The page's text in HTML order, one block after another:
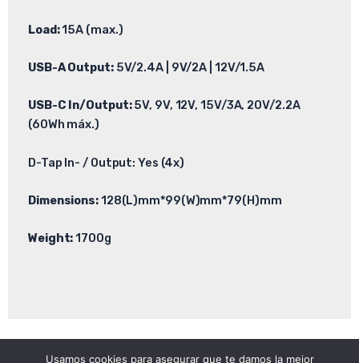
Load:15A (max.)
USB-A Output:5V/2.4A | 9V/2A | 12V/1.5A
USB-C In/Output:5V, 9V, 12V, 15V/3A, 20V/2.2A
(60Wh máx.)
D-Tap In- / Output: Yes (4x)
Dimensions:128(L)mm*99(W)mm*79(H)mm
Weight:1700g
Usamos cookies para asegurar que te damos la mejor